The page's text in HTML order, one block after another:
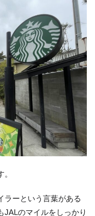
ラーという言葉がある
JALのマイルをしっかり